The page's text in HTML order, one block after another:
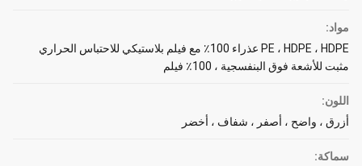
مواد:
PE ، HDPE ، HDPE عذراء 100٪ مع فيلم بلاستيكي للاحتباس الحراري
مثبت للأشعة فوق البنفسجية ، 100٪ فيلم
اللون:
أزرق ، واضح ، أصفر ، شفاف ، أخضر
سماكة: